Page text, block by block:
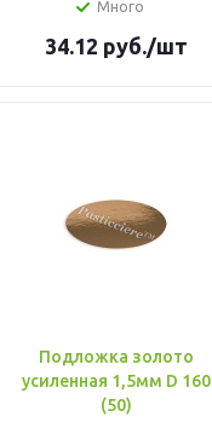
Много
34.12 руб./шт
Подложка золото
усиленная 1,5мм D 160
(50)